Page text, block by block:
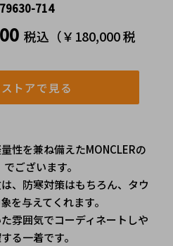
714
税込（￥180,000 税
トアで見る
性を兼ね備えたMONCLERの
ございます。
、防寒対策はもちろん、タウ
を与えてくれます。
雰囲気でコーディネートしや
る一着です。